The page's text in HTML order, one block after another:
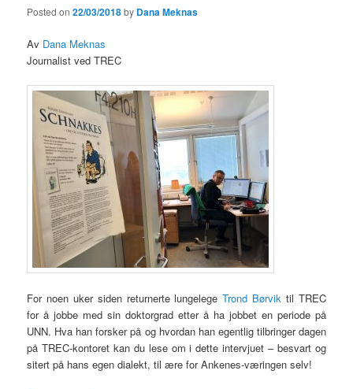
Posted on22/03/2018by Dana Meknas
Av Dana Meknas
Journalist ved TREC
For noen uker siden returnerte lungelegeTrond Børvik til TREC
for å jobbe med sin doktorgrad etter å ha jobbet en periode på
UNN. Hva han forsker på og hvordan han egentlig tilbringer dagen
på TREC-kontoret kan du lese om i dette intervjuet – besvart og
sitert på hans egen dialekt, til ære for Ankenes-væringen selv!